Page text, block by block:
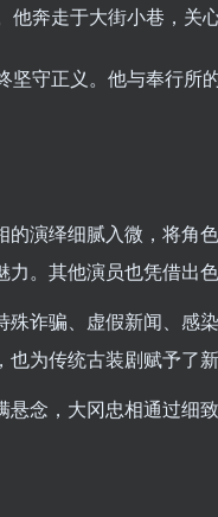
奔走于大街小巷，关
守正义。他与奉行
的演绎细腻入微，将
。其他演员也凭借出
殊诈骗、虚假新闻、感
为传统古装剧赋予了新
悬念，大冈忠相通过